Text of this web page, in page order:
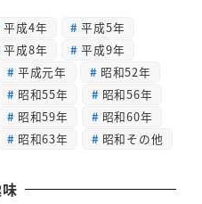
平成4年
平成5年
平成8年
平成9年
平成元年
昭和52年
昭和55年
昭和56年
昭和59年
昭和60年
昭和63年 昭和その他